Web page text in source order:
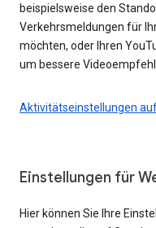
beispielsweise den
Verkehrsmeldungen für
möchten, oder Ihren
um bessere
Aktivitätseinstellungen
Einstellungen für
Hier können Sie Ihre